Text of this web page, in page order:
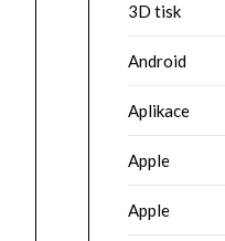
3D tisk
Android
Aplikace
Apple
Apple